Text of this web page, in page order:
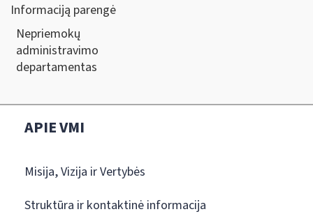
Informaciją parengė
Nepriemokų
administravimo
departamentas
APIE VMI
Misija, Vizija ir Vertybės
Struktūra ir kontaktinė informacija